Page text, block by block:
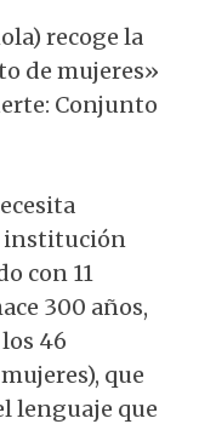
recoge la
de mujeres»
Conjunto
institución
con 11
300 años,
46
que
lenguaje que